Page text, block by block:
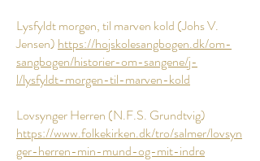
Lysfyldt morgen, til marven kold (Johs V.
Jensen) https://hojskolesangbogen.dk/om-
sangbogen/historier-om-sangene/j-
l/lysfyldt-morgen-til-marven-kold
Lovsynger Herren (N.F.S. Grundtvig)
https://www.folkekirken.dk/tro/salmer/lovsyn
ger-herren-min-mund-og-mit-indre